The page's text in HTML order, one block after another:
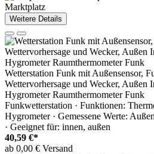
Marktplatz
Weitere Details
Wetterstation Funk mit Außensensor,
Wettervorhersage und Wecker, Außen
Hygrometer Raumthermometer Funk
Funkwetterstation · Funktionen:
Hygrometer · Gemessene Werte:
· Geeignet für: innen, außen
40,59 €*
ab 0,00 € Versand